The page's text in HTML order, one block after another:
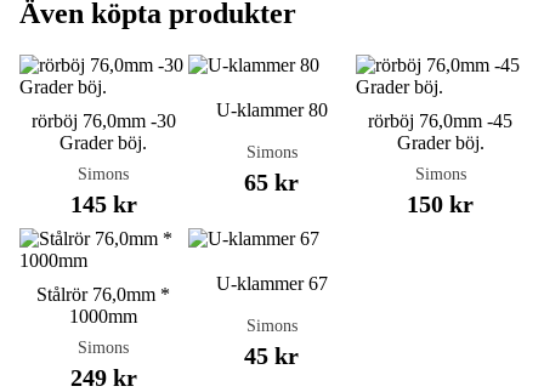
Även köpta produkter
rörböj 76,0mm -30
Grader böj.
Simons
145 kr
U-klammer 80
Simons
65 kr
rörböj 76,0mm -45
Grader böj.
Simons
150 kr
Stålrör 76,0mm *
1000mm
Simons
249 kr
U-klammer 67
Simons
45 kr